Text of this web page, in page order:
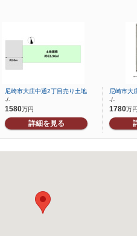
尼崎市大庄中通2丁目売り土地
-/-
1580万円
詳細を見る
尼崎市大
-/-
1780万円